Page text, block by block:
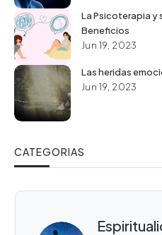
La Psicoterapia y
Beneficios
Jun 19, 2023
Las heridas
Jun 19, 2023
CATEGORIAS